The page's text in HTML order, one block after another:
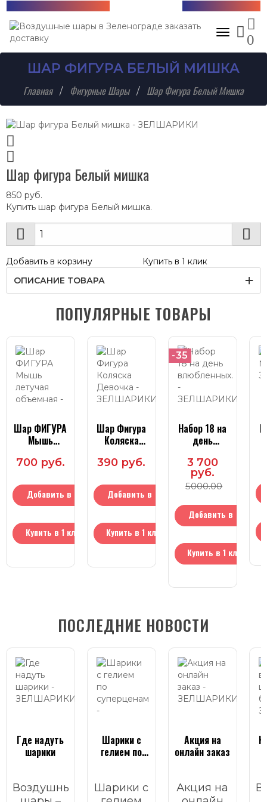
Toggle
0
ШАР ФИГУРА БЕЛЫЙ МИШКА
Главная Фигурные Шары Шар Фигура Белый Мишка
Шар фигура Белый мишка
850 руб.
Купить шар фигура Белый мишка.
Добавить в корзину
Купить в 1 клик
ОПИСАНИЕ ТОВАРА
ПОПУЛЯРНЫЕ ТОВАРЫ
Шар ФИГУРА
Мышь
объемная
700 руб.
Добавить в
Купить в 1 клик
Шар Фигура
Коляска
390 руб.
Добавить в
Купить в 1 клик
-35
Набор 18 на
день
3 700
руб.
5000.00
Добавить в
Купить в 1 клик
ПОСЛЕДНИЕ НОВОСТИ
Где надуть
шарики
Воздушные
Шарики с
гелием по
Шарики с
Акция на
онлайн заказ
Акция на